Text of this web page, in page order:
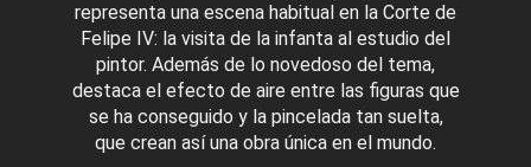
representa una escena habitual en la Corte de
Felipe IV: la visita de la infanta al estudio del
pintor. Además de lo novedoso del tema,
destaca el efecto de aire entre las figuras que
se ha conseguido y la pincelada tan suelta,
que crean así una obra única en el mundo.